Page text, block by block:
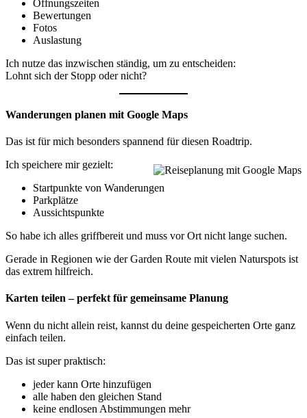
Öffnungszeiten
Bewertungen
Fotos
Auslastung
Ich nutze das inzwischen ständig, um zu entscheiden:
Lohnt sich der Stopp oder nicht?
Wanderungen planen mit Google Maps
Das ist für mich besonders spannend für diesen Roadtrip.
Ich speichere mir gezielt:
Startpunkte von Wanderungen
Parkplätze
Aussichtspunkte
So habe ich alles griffbereit und muss vor Ort nicht lange suchen.
Gerade in Regionen wie der Garden Route mit vielen Naturspots ist
das extrem hilfreich.
Karten teilen – perfekt für gemeinsame Planung
Wenn du nicht allein reist, kannst du deine gespeicherten Orte ganz
einfach teilen.
Das ist super praktisch:
jeder kann Orte hinzufügen
alle haben den gleichen Stand
keine endlosen Abstimmungen mehr